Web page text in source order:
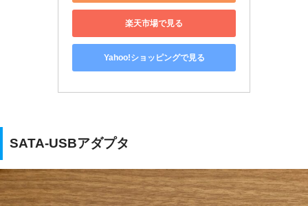
楽天市場で見る
Yahoo!ショッピングで見る
SATA-USBアダプタ